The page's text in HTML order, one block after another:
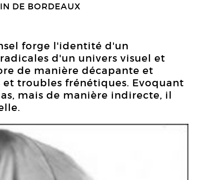
DE BORDEAUX
forge l'identité d'un
d'un univers visuel et
de manière décapante et
troubles frénétiques. Evoquant
mais de manière indirecte, il